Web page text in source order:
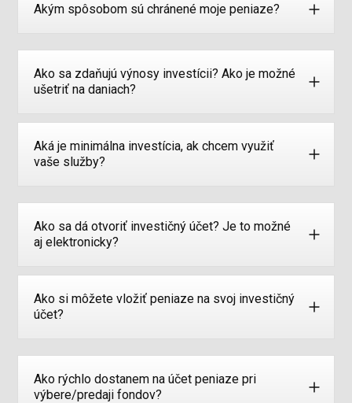
Akým spôsobom sú chránené moje peniaze?
Ako sa zdaňujú výnosy investícii? Ako je možné
ušetriť na daniach?
Aká je minimálna investícia, ak chcem využiť
vaše služby?
Ako sa dá otvoriť investičný účet? Je to možné
aj elektronicky?
Ako si môžete vložiť peniaze na svoj investičný
účet?
Ako rýchlo dostanem na účet peniaze pri
výbere/predaji fondov?